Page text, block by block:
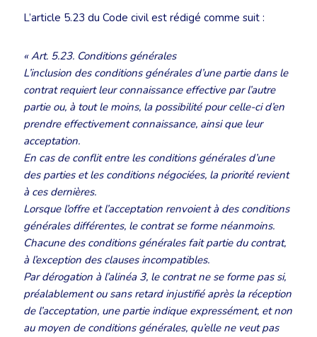
L’article 5.23 du Code civil est rédigé comme suit :
« Art. 5.23. Conditions générales
L’inclusion des conditions générales d’une partie dans le
contrat requiert leur connaissance effective par l’autre
partie ou, à tout le moins, la possibilité pour celle-ci d’en
prendre effectivement connaissance, ainsi que leur
acceptation.
En cas de conflit entre les conditions générales d’une
des parties et les conditions négociées, la priorité revient
à ces dernières.
Lorsque l’offre et l’acceptation renvoient à des conditions
générales différentes, le contrat se forme néanmoins.
Chacune des conditions générales fait partie du contrat,
à l’exception des clauses incompatibles.
Par dérogation à l’alinéa 3, le contrat ne se forme pas si,
préalablement ou sans retard injustifié après la réception
de l’acceptation, une partie indique expressément, et non
au moyen de conditions générales, qu’elle ne veut pas